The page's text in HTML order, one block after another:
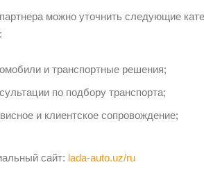
можно уточнить следующие
и транспортные решения;
по подбору транспорта;
и клиентское сопровождение;
сайт: lada-auto.uz/ru